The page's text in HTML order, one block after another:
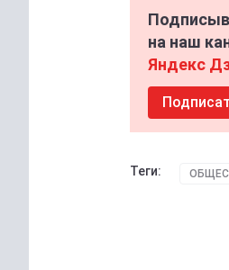
на наш
Яндекс
Теги: